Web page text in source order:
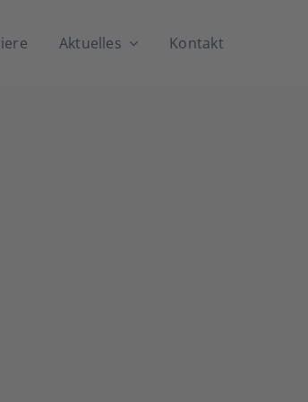
Aktu­el­les Kon­takt